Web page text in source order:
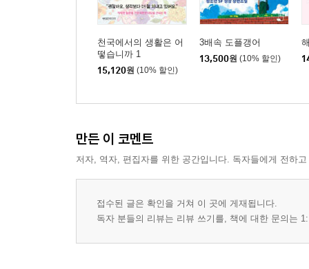
천국에서의 생활은 어
떻습니까 1
15,120원 (10% 할인)
3배속 도플갱어
13,500원 (10% 할인)
만든 이 코멘트
저자, 역자, 편집자를 위한 공간입니다. 독자들에게 전하
접수된 글은 확인을 거쳐 이 곳에 게재됩니다.
독자 분들의 리뷰는 리뷰 쓰기를, 책에 대한 문의는